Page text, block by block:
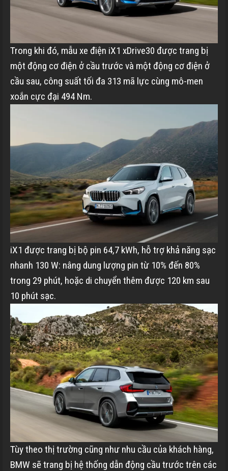
Trong khi đó, mẫu xe điện iX1 xDrive30 được trang bị
một động cơ điện ở cầu trước và một động cơ điện ở
cầu sau, công suất tối đa 313 mã lực cùng mô-men
xoắn cực đại 494 Nm.
iX1 được trang bị bộ pin 64,7 kWh, hỗ trợ khả năng sạc
nhanh 130 W: nâng dung lượng pin từ 10% đến 80%
trong 29 phút, hoặc di chuyển thêm được 120 km sau
10 phút sạc.
Tùy theo thị trường cũng như nhu cầu của khách hàng,
BMW sẽ trang bị hệ thống dẫn động cầu trước trên các